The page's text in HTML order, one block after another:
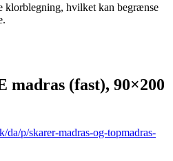
klorblegning, hvilket kan begrænse
madras (fast), 90×200
p/skarer-madras-og-topmadras-